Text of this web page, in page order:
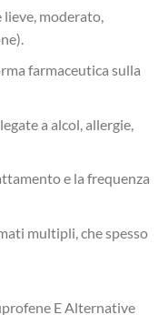
moderato,
farmaceutica sulla
a alcol, allergie,
e la frequenza
multipli, che spesso